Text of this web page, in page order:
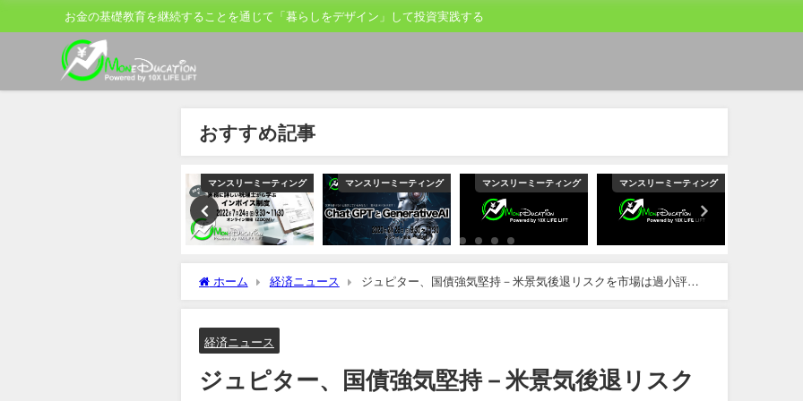
お金の基礎教育を継続することを通じて「暮らしをデザイン」して投資実践する
おすすめ記事
マンスリーミーティング マンスリーミーティング マンスリーミーティング マンスリーミーティング
ホーム 経済ニュース
ジュピター、国債強気堅持－米景気後退リスクを市場は過小評価
と指摘
経済ニュース
ジュピター、国債強気堅持－米景気後退リスク